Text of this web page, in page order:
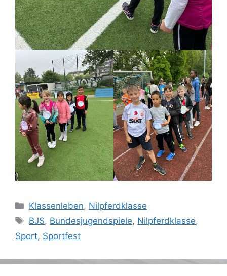
Kategorien
Klassenleben, Nilpferdklasse
Schlagwörter
BJS, Bundesjugendspiele, Nilpferdklasse,
Sport, Sportfest